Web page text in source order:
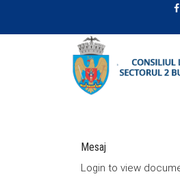
Mesaj
Login to view